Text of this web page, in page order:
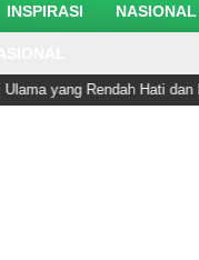
INSPIRASI NASIONAL
Rendah Hati dan